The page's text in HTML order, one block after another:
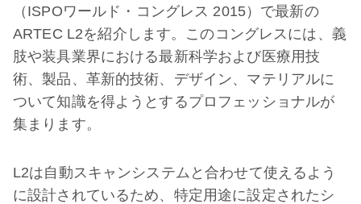
（ISPOワールド・コングレス 2015）で最新の
ARTEC L2を紹介します。このコングレスには、義
肢や装具業界における最新科学および医療用技
術、製品、革新的技術、デザイン、マテリアルに
ついて知識を得ようとするプロフェッショナルが
集まります。
L2は自動スキャンシステムと合わせて使えるよう
に設計されているため、特定用途に設定されたシ